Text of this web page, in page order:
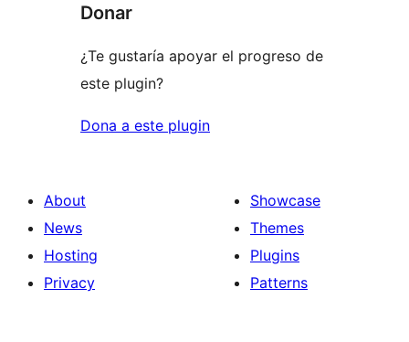
Donar
¿Te gustaría apoyar el progreso de
este plugin?
Dona a este plugin
About
News
Hosting
Privacy
Showcase
Themes
Plugins
Patterns